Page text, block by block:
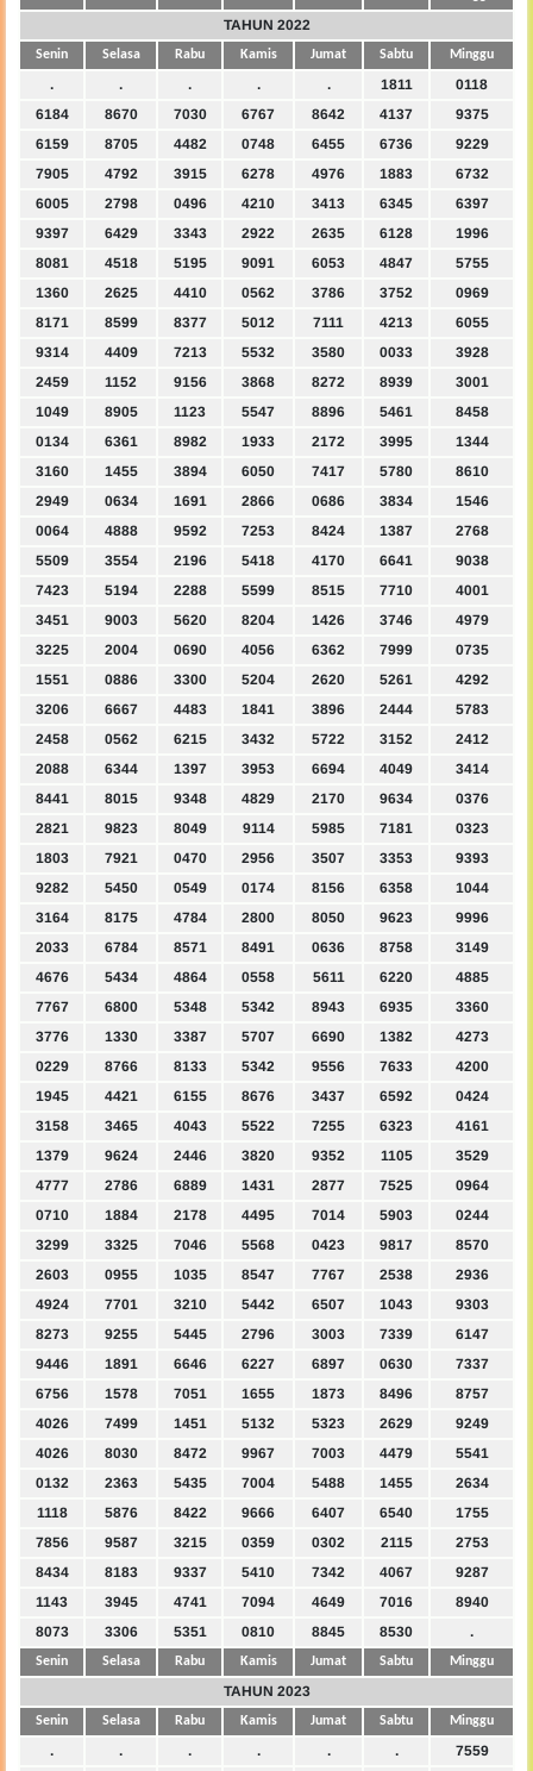
TAHUN 2022
Senin Selasa Rabu Kamis Jumat Sabtu Minggu
. . . . . 1811
0118
6184
8670 7030 6767 8642 4137
9375
6159
8705 4482 0748 6455 6736
9229
7905
4792 3915 6278 4976 1883
6732
6005
2798 0496 4210 3413 6345
6397
9397
6429 3343 2922 2635 6128
1996
8081
4518 5195 9091 6053 4847
5755
1360
2625 4410 0562 3786 3752
0969
8171
8599 8377 5012 7111 4213
6055
9314
4409 7213 5532 3580 0033
3928
2459
1152 9156 3868 8272 8939
3001
1049
8905 1123 5547 8896 5461
8458
0134
6361 8982 1933 2172 3995
1344
3160
1455 3894 6050 7417 5780
8610
2949
0634 1691 2866 0686 3834
1546
0064
4888 9592 7253 8424 1387
2768
5509
3554 2196 5418 4170 6641
9038
7423
5194 2288 5599 8515 7710
4001
3451
9003 5620 8204 1426 3746
4979
3225
2004 0690 4056 6362 7999
0735
1551
0886 3300 5204 2620 5261
4292
3206
6667 4483 1841 3896 2444
5783
2458
0562 6215 3432 5722 3152
2412
2088
6344 1397 3953 6694 4049
3414
8441
8015 9348 4829 2170 9634
0376
2821
9823 8049 9114 5985 7181
0323
1803
7921 0470 2956 3507 3353
9393
9282
5450 0549 0174 8156 6358
1044
3164
8175 4784 2800 8050 9623
9996
2033
6784 8571 8491 0636 8758
3149
4676
5434 4864 0558 5611 6220
4885
7767
6800 5348 5342 8943 6935
3360
3776
1330 3387 5707 6690 1382
4273
0229
8766 8133 5342 9556 7633
4200
1945
4421 6155 8676 3437 6592
0424
3158
3465 4043 5522 7255 6323
4161
1379
9624 2446 3820 9352 1105
3529
4777
2786 6889 1431 2877 7525
0964
0710
1884 2178 4495 7014 5903
0244
3299
3325 7046 5568 0423 9817
8570
2603
0955 1035 8547 7767 2538
2936
4924
7701 3210 5442 6507 1043
9303
8273
9255 5445 2796 3003 7339
6147
9446
1891 6646 6227 6897 0630
7337
6756
1578 7051 1655 1873 8496
8757
4026
7499 1451 5132 5323 2629
9249
4026
8030 8472 9967 7003 4479
5541
0132
2363 5435 7004 5488 1455
2634
1118
5876 8422 9666 6407 6540
1755
7856
9587 3215 0359 0302 2115
2753
8434
8183 9337 5410 7342 4067
9287
1143
3945 4741 7094 4649 7016
8940
8073
3306 5351 0810 8845 8530 .
Senin Selasa Rabu Kamis Jumat Sabtu Minggu
TAHUN 2023
Senin Selasa Rabu Kamis Jumat Sabtu Minggu
. . . . . .
7559